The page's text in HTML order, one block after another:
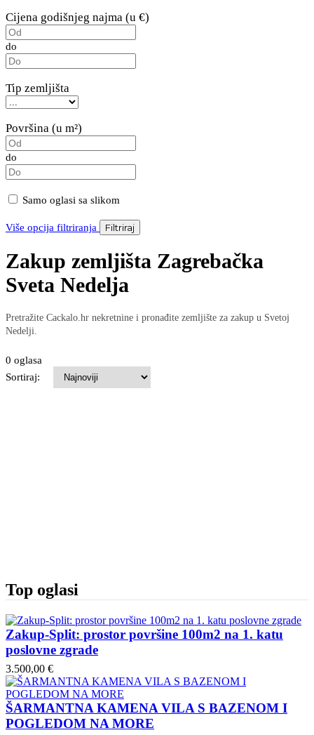
Cijena godišnjeg najma (u €)
do
Tip zemljišta
Površina (u m²)
do
Samo oglasi sa slikom
Više opcija filtriranja Filtriraj
Zakup zemljišta Zagrebačka
Sveta Nedelja
Pretražite Cackalo.hr nekretnine i pronađite zemljište za zakup u Svetoj
Nedelji.
0 oglasa
Sortiraj:
Top oglasi
Zakup-Split: prostor površine 100m2 na 1. katu
poslovne zgrade
3.500,00 €
ŠARMANTNA KAMENA VILA S BAZENOM I
POGLEDOM NA MORE